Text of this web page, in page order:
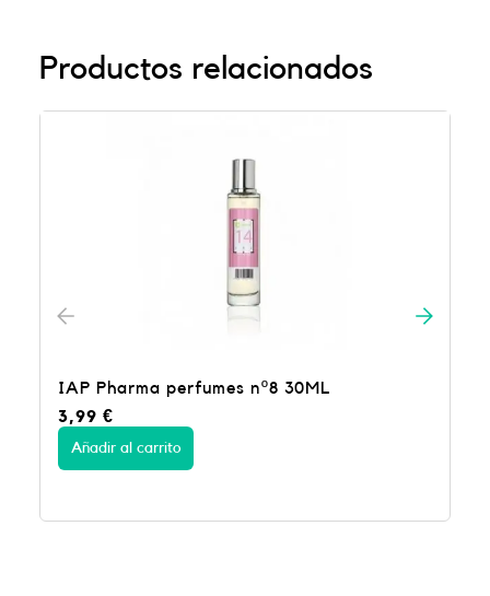
Productos relacionados
nº8 30ML
Perfumes IAP Pharma